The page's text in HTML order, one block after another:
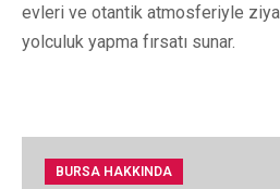
evleri ve otantik atmosferiyle
yolculuk yapma fırsatı sunar.
BURSA HAKKINDA